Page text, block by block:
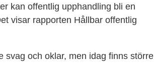
kan offentlig upphandling bli en
visar rapporten Hållbar offentlig
svag och oklar, men idag finns större